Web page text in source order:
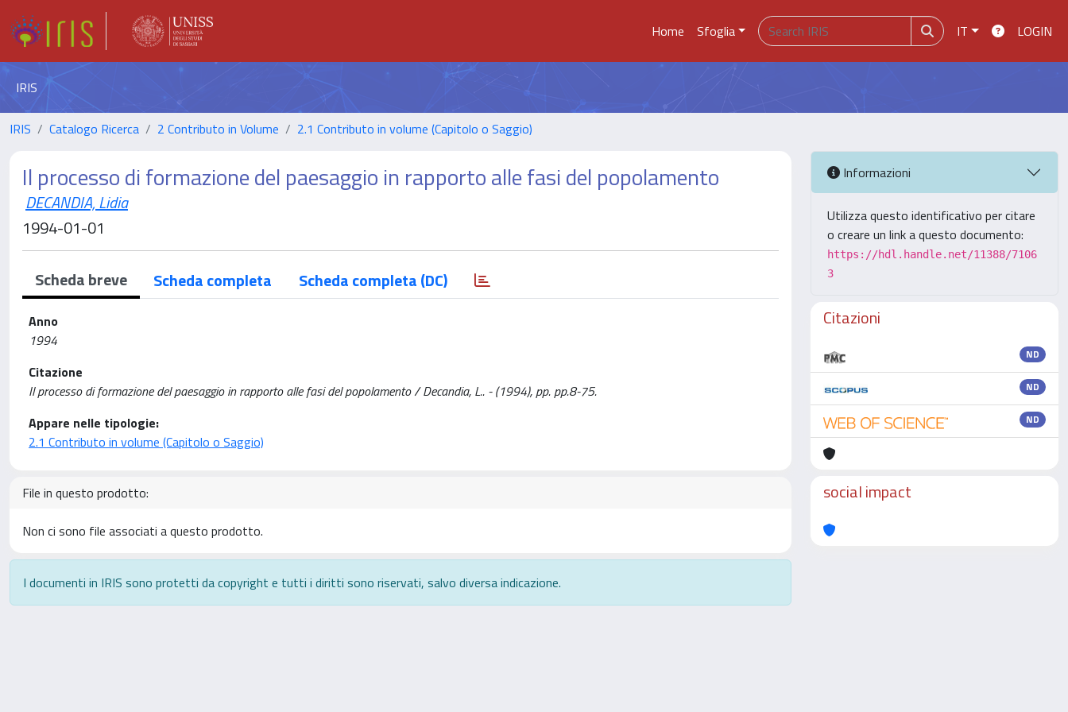
Home Sfoglia IT LOGIN
IRIS
IRIS Catalogo Ricerca 2 Contributo in Volume 2.1 Contributo in volume (Capitolo o Saggio)
Il processo di formazione del paesaggio in rapporto alle fasi del popolamento
DECANDIA, Lidia
1994-01-01
Scheda breve Scheda completa Scheda completa (DC)
Anno
1994
Citazione
Il processo di formazione del paesaggio in rapporto alle fasi del popolamento / Decandia, L.. - (1994), pp. pp.8-75.
Appare nelle tipologie:
2.1 Contributo in volume (Capitolo o Saggio)
File in questo prodotto:
Non ci sono file associati a questo prodotto.
I documenti in IRIS sono protetti da copyright e tutti i diritti sono riservati, salvo diversa indicazione.
Informazioni
Utilizza questo identificativo per citare
o creare un link a questo documento:
https://hdl.handle.net/11388/7106
3
Citazioni
ND
ND
ND
social impact